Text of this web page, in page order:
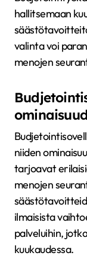
hallitsemaan
valinta voi
menojen
niiden
tarjoavat
menojen
ilmaisista
palveluihin,
kuukaudessa.